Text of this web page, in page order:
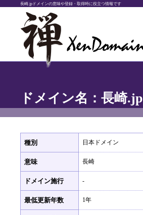
長崎.jpドメインの意味や登録・取得時に役立つ情報です
ドメイン名：長崎.jp
種別 日本ドメイン
意味 長崎
ドメイン施行 -
最低更新年数 1年